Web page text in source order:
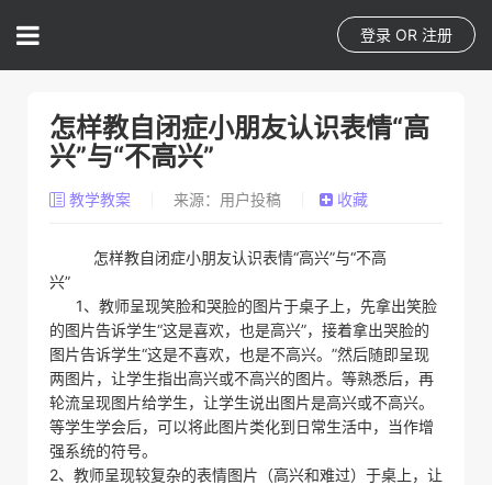
登录 OR 注册
怎样教自闭症小朋友认识表情“高
兴”与“不高兴”
教学教案 来源：用户投稿 收藏
怎样教自闭症小朋友认识表情“高兴”与“不高
兴”
1、教师呈现笑脸和哭脸的图片于桌子上，先拿出笑脸
的图片告诉学生“这是喜欢，也是高兴”，接着拿出哭脸的
图片告诉学生“这是不喜欢，也是不高兴。”然后随即呈现
两图片，让学生指出高兴或不高兴的图片。等熟悉后，再
轮流呈现图片给学生，让学生说出图片是高兴或不高兴。
等学生学会后，可以将此图片类化到日常生活中，当作增
强系统的符号。
2、教师呈现较复杂的表情图片（高兴和难过）于桌上，让